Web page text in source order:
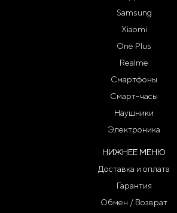
Samsung
Xiaomi
One Plus
Realme
Смартфоны
Смарт-часы
Наушники
Электроника
НИЖНЕЕ МЕНЮ
Доставка и оплата
Гарантия
Обмен / Возврат